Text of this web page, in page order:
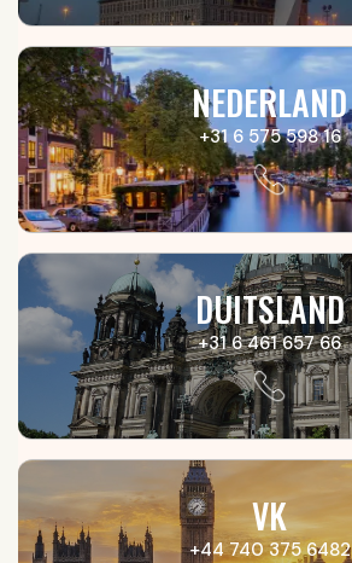
NEDERLAND
+31 6 575 598 16
DUITSLAND
+31 6 461 657 66
VK
+44 740 375 6482